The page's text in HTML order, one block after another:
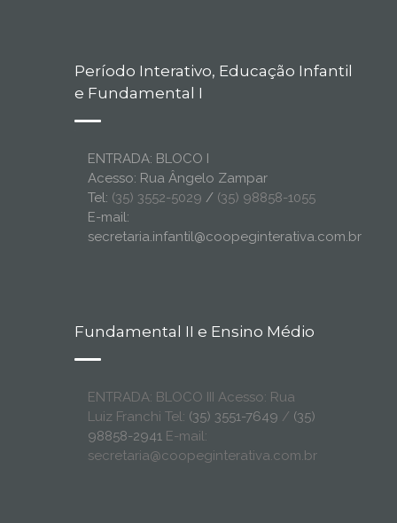
Período Interativo, Educação Infantil
e Fundamental I
ENTRADA: BLOCO I
Acesso: Rua Ângelo Zampar
Tel: (35) 3552-5029 / (35) 98858-1055
E-mail:
secretaria.infantil@coopeginterativa.com.br
Fundamental II e Ensino Médio
ENTRADA: BLOCO III Acesso: Rua
Luiz Franchi Tel: (35) 3551-7649 / (35)
98858-2941 E-mail:
secretaria@coopeginterativa.com.br